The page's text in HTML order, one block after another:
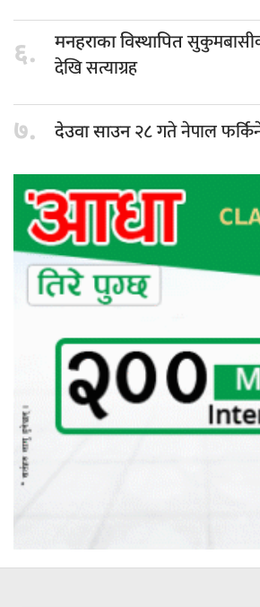
६. मनहराका विस्थापित
देखि सत्याग्रह
७. देउवा साउन२८ गते नेपाल